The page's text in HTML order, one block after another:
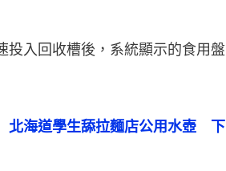
投入回收槽後，系統顯示的食用盤
北海道學生舔拉麵店公用水壺　下